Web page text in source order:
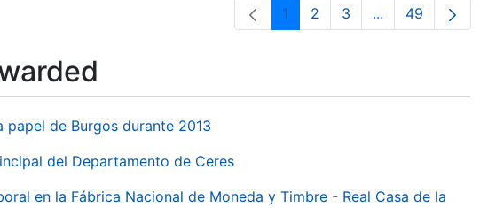
Page
1 Page
2 Page
3 ...Intermediate
Page
49
de Burgos durante 2013
del Departamento de Ceres
en la Fábrica Nacional de Moneda y Timbre - Real Casa de la